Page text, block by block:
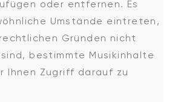
oder entfernen. Es
Umstände eintreten,
Gründen nicht
bestimmte Musikinhalte
Ihnen Zugriff darauf zu